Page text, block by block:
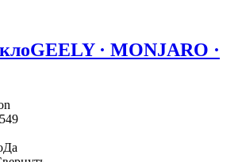
GEELY · MONJARO ·
Да